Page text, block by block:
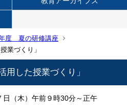
度 夏の研修講座
業づくり」
用した授業づくり」
（木）午前９時30分～正午